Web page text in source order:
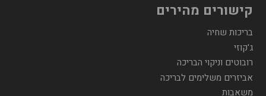
קישורים מהירים
בריכות שחיה
ג'קוזי
רובוטים וניקוי הבריכה
אביזרים משלימים לבריכה
משאבות